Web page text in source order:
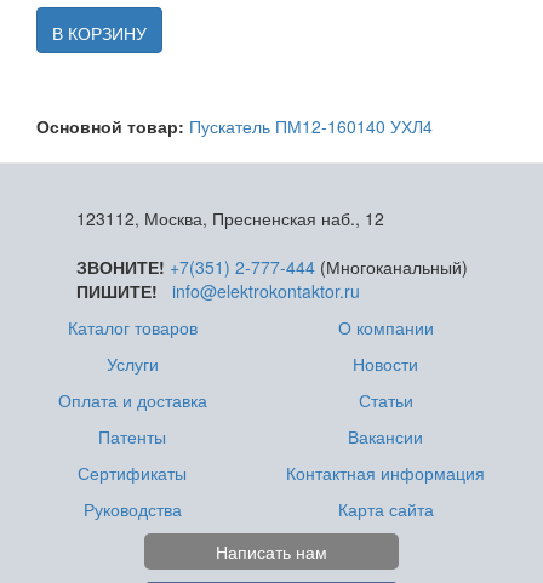
В КОРЗИНУ
Основной товар: Пускатель ПМ12-160140 УХЛ4
123112, Москва, Пресненская наб., 12
ЗВОНИТЕ! +7(351) 2-777-444(Многоканальный)
ПИШИТЕ!
info@elektrokontaktor.ru
Каталог товаров
Услуги
Оплата и доставка
Патенты
Сертификаты
Руководства
О компании
Новости
Статьи
Вакансии
Контактная информация
Карта сайта
Написать нам